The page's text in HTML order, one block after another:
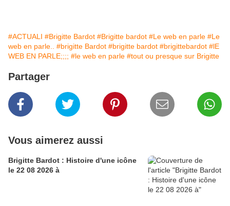
#ACTUALI #Brigitte Bardot #Brigitte bardot #Le web en parle #Le
web en parle..
#brigitte Bardot #brigitte bardot #brigittebardot #lE
WEB EN PARLE;;;; #le web en parle #tout ou presque sur Brigitte
Partager
Vous aimerez aussi
Brigitte Bardot : Histoire d'une icône
le 22 08 2026 à